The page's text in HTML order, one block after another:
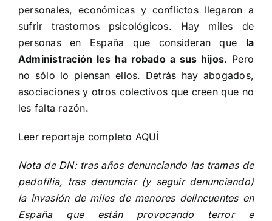
personales, económicas y conflictos llegaron a
sufrir trastornos psicológicos. Hay miles de
personas en España que consideran que la
Administración les ha robado a sus hijos. Pero
no sólo lo piensan ellos. Detrás hay abogados,
asociaciones y otros colectivos que creen que no
les falta razón.
Leer reportaje completo AQUÍ
Nota de DN: tras años denunciando las tramas de
pedofilia, tras denunciar (y seguir denunciando)
la invasión de miles de menores delincuentes en
España que están provocando terror e